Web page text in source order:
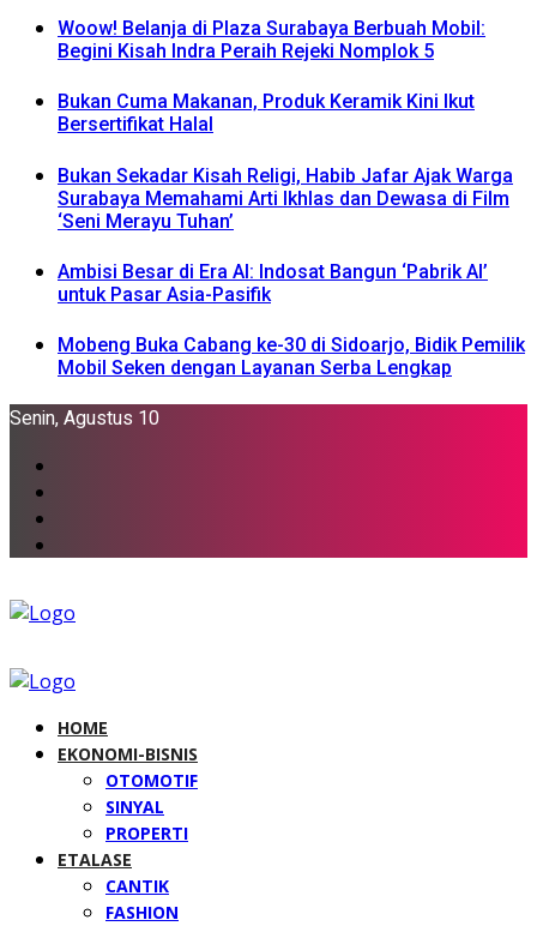
Woow! Belanja di Plaza Surabaya Berbuah Mobil:
Begini Kisah Indra Peraih Rejeki Nomplok 5
Bukan Cuma Makanan, Produk Keramik Kini Ikut
Bersertifikat Halal
Bukan Sekadar Kisah Religi, Habib Jafar Ajak Warga
Surabaya Memahami Arti Ikhlas dan Dewasa di Film
‘Seni Merayu Tuhan’
Ambisi Besar di Era AI: Indosat Bangun ‘Pabrik AI’
untuk Pasar Asia-Pasifik
Mobeng Buka Cabang ke-30 di Sidoarjo, Bidik Pemilik
Mobil Seken dengan Layanan Serba Lengkap
Senin, Agustus 10
HOME
EKONOMI-BISNIS
OTOMOTIF
SINYAL
PROPERTI
ETALASE
CANTIK
FASHION